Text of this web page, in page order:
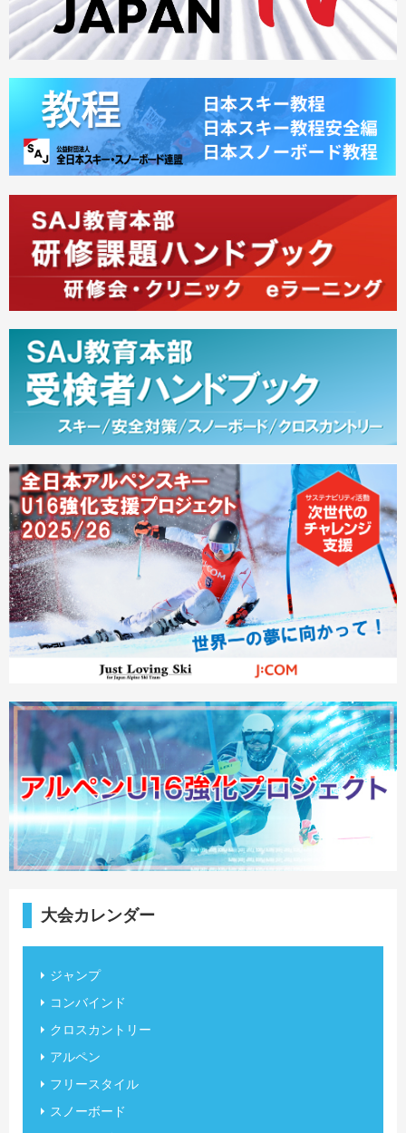
大会カレンダー
ジャンプ
コンバインド
クロスカントリー
アルペン
フリースタイル
スノーボード